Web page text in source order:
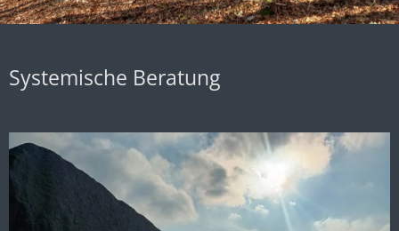
Systemische Beratung